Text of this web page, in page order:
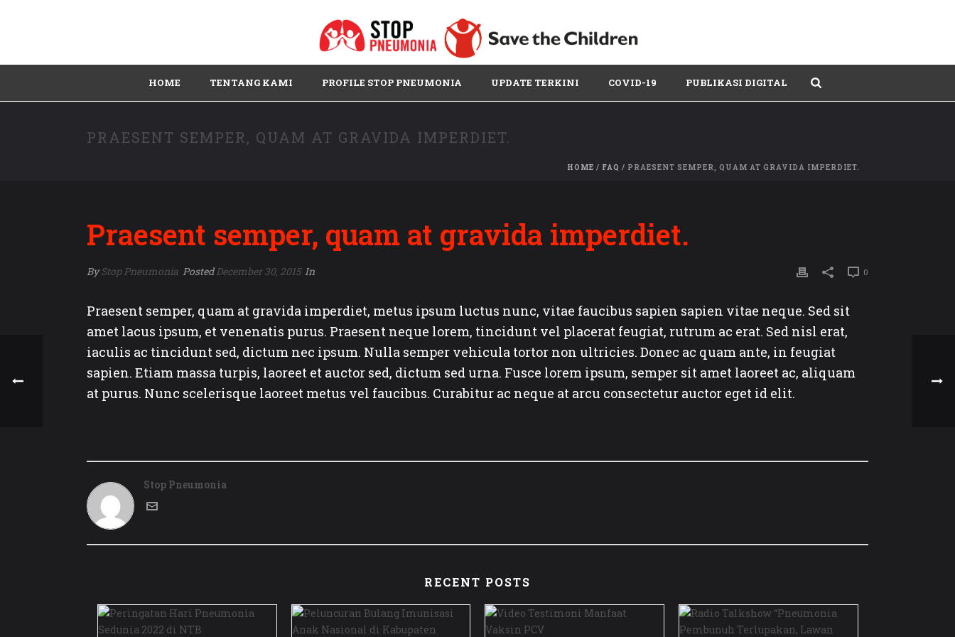
HOME TENTANG KAMI PROFILE STOP PNEUMONIA UPDATE TERKINI COVID-19 PUBLIKASI DIGITAL
PRAESENT SEMPER, QUAM AT GRAVIDA IMPERDIET.
HOME / FAQ / PRAESENT SEMPER, QUAM AT GRAVIDA IMPERDIET.
Praesent semper, quam at gravida imperdiet.
ByStop Pneumonia PostedDecember 30, 2015 In 0
Praesent semper, quam at gravida imperdiet, metus ipsum luctus nunc, vitae faucibus sapien sapien vitae neque. Sed sit
amet lacus ipsum, et venenatis purus. Praesent neque lorem, tincidunt vel placerat feugiat, rutrum ac erat. Sed nisl erat,
iaculis ac tincidunt sed, dictum nec ipsum. Nulla semper vehicula tortor non ultricies. Donec ac quam ante, in feugiat
sapien. Etiam massa turpis, laoreet et auctor sed, dictum sed urna. Fusce lorem ipsum, semper sit amet laoreet ac, aliquam
at purus. Nunc scelerisque laoreet metus vel faucibus. Curabitur ac neque at arcu consectetur auctor eget id elit.
Stop Pneumonia
RECENT POSTS